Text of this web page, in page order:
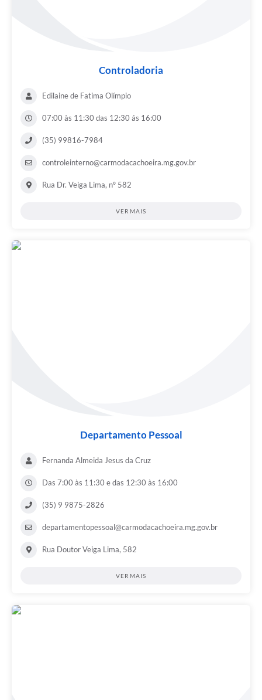
Controladoria
Edilaine de Fatima Olímpio
07:00 às 11:30 das 12:30 ás 16:00
(35) 99816-7984
controleinterno@carmodacachoeira.mg.gov.br
Rua Dr. Veiga Lima, nº 582
VER MAIS
Departamento Pessoal
Fernanda Almeida Jesus da Cruz
Das 7:00 às 11:30 e das 12:30 às 16:00
(35) 9 9875-2826
departamentopessoal@carmodacachoeira.mg.gov.br
Rua Doutor Veiga Lima, 582
VER MAIS